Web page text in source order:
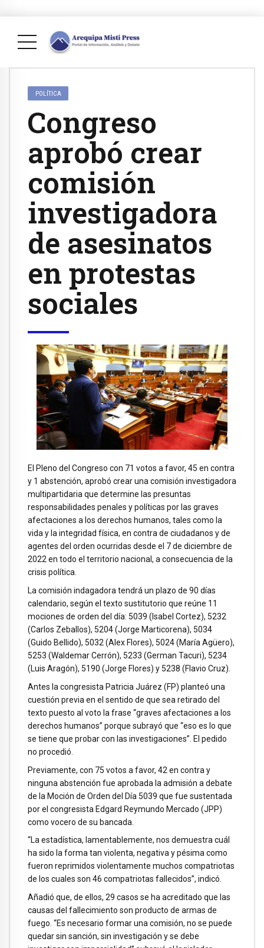
POLÍTICA
Congreso
aprobó crear
comisión
investigadora
de asesinatos
en protestas
sociales
El Pleno del Congreso con 71 votos a favor, 45 en contra
y 1 abstención, aprobó crear una comisión investigadora
multipartidaria que determine las presuntas
responsabilidades penales y políticas por las graves
afectaciones a los derechos humanos, tales como la
vida y la integridad física, en contra de ciudadanos y de
agentes del orden ocurridas desde el 7 de diciembre de
2022 en todo el territorio nacional, a consecuencia de la
crisis política.
La comisión indagadora tendrá un plazo de 90 días
calendario, según el texto sustitutorio que reúne 11
mociones de orden del día: 5039 (Isabel Cortez), 5232
(Carlos Zeballos), 5204 (Jorge Marticorena), 5034
(Guido Bellido), 5032 (Alex Flores), 5024 (María Agüero),
5253 (Waldemar Cerrón), 5233 (German Tacuri), 5234
(Luis Aragón), 5190 (Jorge Flores) y 5238 (Flavio Cruz).
Antes la congresista Patricia Juárez (FP) planteó una
cuestión previa en el sentido de que sea retirado del
texto puesto al voto la frase “graves afectaciones a los
derechos humanos” porque subrayó que “eso es lo que
se tiene que probar con las investigaciones”. El pedido
no procedió.
Previamente, con 75 votos a favor, 42 en contra y
ninguna abstención fue aprobada la admisión a debate
de la Moción de Orden del Día 5039 que fue sustentada
por el congresista Edgard Reymundo Mercado (JPP)
como vocero de su bancada.
“La estadística, lamentablemente, nos demuestra cuál
ha sido la forma tan violenta, negativa y pésima como
fueron reprimidos violentamente muchos compatriotas
de los cuales son 46 compatriotas fallecidos”, indicó.
Añadió que, de ellos, 29 casos se ha acreditado que las
causas del fallecimiento son producto de armas de
fuego. “Es necesario formar una comisión, no se puede
quedar sin sanción, sin investigación y se debe